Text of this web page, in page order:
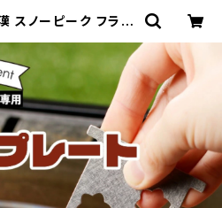
スノーピーク フラッ
(メッシュ) | 鍛冶
頓珍漢